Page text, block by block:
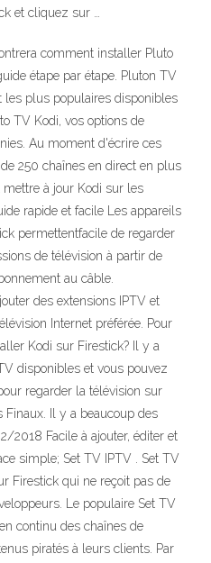
et cliquez sur …
comment installer Pluto
étape par étape. Pluton TV
les plus populaires disponibles
TV Kodi, vos options de
Au moment d'écrire ces
250 chaînes en direct en plus
à jour Kodi sur les
rapide et facile Les appareils
permettentfacile de regarder
de télévision à partir de
au câble.
des extensions IPTV et
Internet préférée. Pour
Kodi sur Firestick? Il y a
disponibles et vous pouvez
regarder la télévision sur
Finaux. Il y a beaucoup des
2018 Facile à ajouter, éditer et
simple; Set TV IPTV . Set TV
Firestick qui ne reçoit pas de
Le populaire Set TV
continu des chaînes de
piratés à leurs clients. Par